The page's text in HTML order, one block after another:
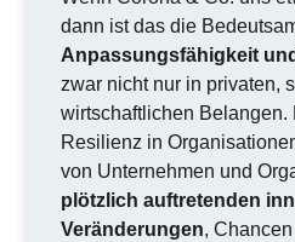
dann ist das die
Anpassungsfähigkeit
zwar nicht nur in privaten,
wirtschaftlichen Belangen.
Resilienz in
von Unternehmen und
plötzlich auftretenden
Veränderungen,